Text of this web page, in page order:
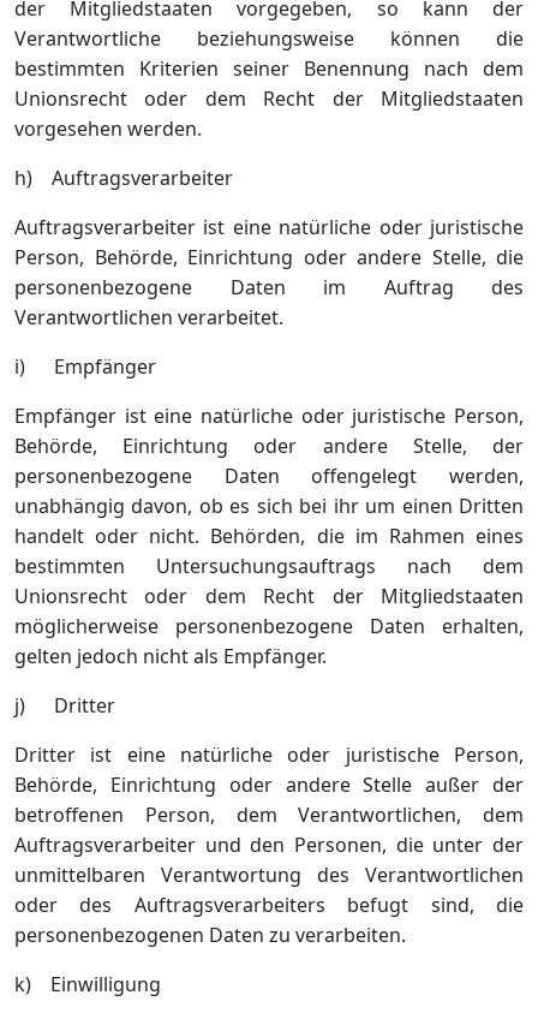
der Mitgliedstaaten vorgegeben, so kann der
Verantwortliche beziehungsweise können die
bestimmten Kriterien seiner Benennung nach dem
Unionsrecht oder dem Recht der Mitgliedstaaten
vorgesehen werden.
h) Auftragsverarbeiter
Auftragsverarbeiter ist eine natürliche oder juristische
Person, Behörde, Einrichtung oder andere Stelle, die
personenbezogene Daten im Auftrag des
Verantwortlichen verarbeitet.
i) Empfänger
Empfänger ist eine natürliche oder juristische Person,
Behörde, Einrichtung oder andere Stelle, der
personenbezogene Daten offengelegt werden,
unabhängig davon, ob es sich bei ihr um einen Dritten
handelt oder nicht. Behörden, die im Rahmen eines
bestimmten Untersuchungsauftrags nach dem
Unionsrecht oder dem Recht der Mitgliedstaaten
möglicherweise personenbezogene Daten erhalten,
gelten jedoch nicht als Empfänger.
j) Dritter
Dritter ist eine natürliche oder juristische Person,
Behörde, Einrichtung oder andere Stelle außer der
betroffenen Person, dem Verantwortlichen, dem
Auftragsverarbeiter und den Personen, die unter der
unmittelbaren Verantwortung des Verantwortlichen
oder des Auftragsverarbeiters befugt sind, die
personenbezogenen Daten zu verarbeiten.
k) Einwilligung